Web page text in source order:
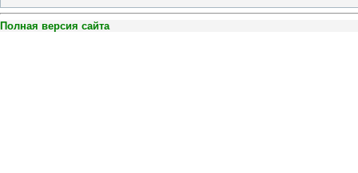
Полная версия сайта